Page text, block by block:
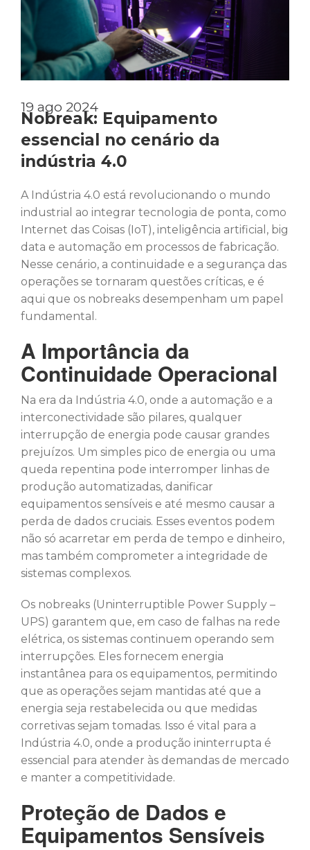
19 ago 2024
Nobreak: Equipamento
essencial no cenário da
indústria 4.0
A Indústria 4.0 está revolucionando o mundo
industrial ao integrar tecnologia de ponta, como
Internet das Coisas (IoT), inteligência artificial, big
data e automação em processos de fabricação.
Nesse cenário, a continuidade e a segurança das
operações se tornaram questões críticas, e é
aqui que os nobreaks desempenham um papel
fundamental.
A Importância da
Continuidade Operacional
Na era da Indústria 4.0, onde a automação e a
interconectividade são pilares, qualquer
interrupção de energia pode causar grandes
prejuízos. Um simples pico de energia ou uma
queda repentina pode interromper linhas de
produção automatizadas, danificar
equipamentos sensíveis e até mesmo causar a
perda de dados cruciais. Esses eventos podem
não só acarretar em perda de tempo e dinheiro,
mas também comprometer a integridade de
sistemas complexos.
Os nobreaks (Uninterruptible Power Supply –
UPS) garantem que, em caso de falhas na rede
elétrica, os sistemas continuem operando sem
interrupções. Eles fornecem energia
instantânea para os equipamentos, permitindo
que as operações sejam mantidas até que a
energia seja restabelecida ou que medidas
corretivas sejam tomadas. Isso é vital para a
Indústria 4.0, onde a produção ininterrupta é
essencial para atender às demandas de mercado
e manter a competitividade.
Proteção de Dados e
Equipamentos Sensíveis